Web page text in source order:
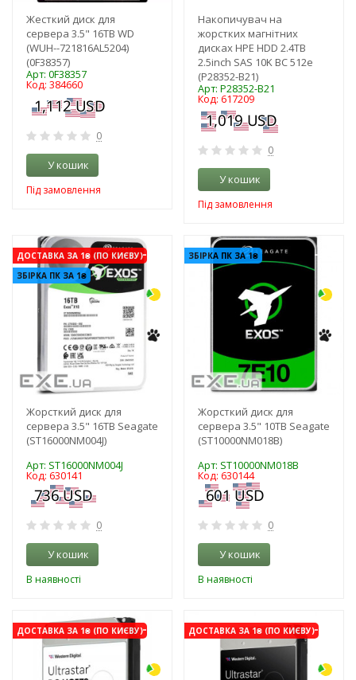
Жесткий диск для
сервера 3.5" 16TB WD
(WUH--721816AL5204)
(0F38357)
Арт: 0F38357
Код: 384660
0
У кошик
Під замовлення
Накопичувач на
жорстких магнітних
дисках HPE HDD 2.4TB
2.5inch SAS 10K BC 512e
(P28352-B21)
Арт: P28352-B21
Код: 617209
0
У кошик
Під замовлення
ДОСТАВКА ЗА 1₴ (ПО КИЄВУ)
ЗБІРКА ПК ЗА 1₴
-3%
Жорсткий диск для
сервера 3.5" 16TB Seagate
(ST16000NM004J)
Арт: ST16000NM004J
Код: 630141
0
У кошик
В наявності
ЗБІРКА ПК ЗА 1₴ -3%
Жорсткий диск для
сервера 3.5" 10TB Seagate
(ST10000NM018B)
Арт: ST10000NM018B
Код: 630144
0
У кошик
В наявності
ДОСТАВКА ЗА 1₴ (ПО КИЄВУ)-3% ДОСТАВКА ЗА 1₴ (ПО КИЄВУ)-3%